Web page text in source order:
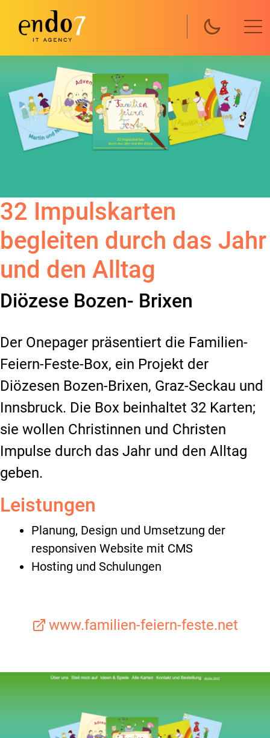
32 Impulskarten
begleiten durch das Jahr
und den Alltag
Diözese Bozen- Brixen
Der Onepager präsentiert die Familien-
Feiern-Feste-Box, ein Projekt der
Diözesen Bozen-Brixen, Graz-Seckau und
Innsbruck. Die Box beinhaltet 32 Karten;
sie wollen Christinnen und Christen
Impulse durch das Jahr und den Alltag
geben.
Leistungen
Planung, Design und Umsetzung der
responsiven Website mit CMS
Hosting und Schulungen
www.familien-feiern-feste.net